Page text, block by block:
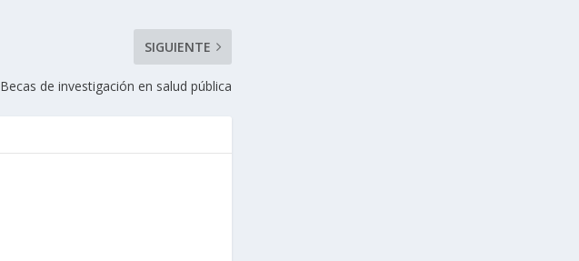
SIGUIENTE
Becas de investigación en salud pública